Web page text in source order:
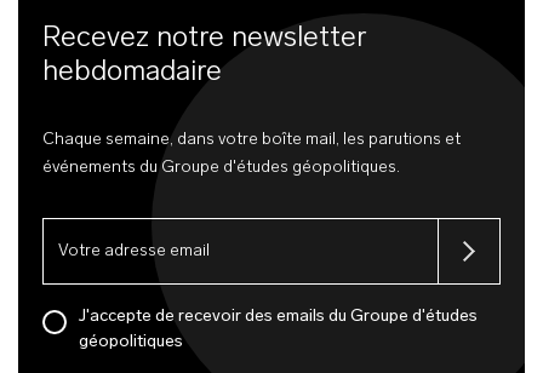
Recevez notre newsletter
hebdomadaire
Chaque semaine, dans votre boîte mail, les parutions et
événements du Groupe d'études géopolitiques.
J'accepte de recevoir des emails du Groupe d'études
géopolitiques